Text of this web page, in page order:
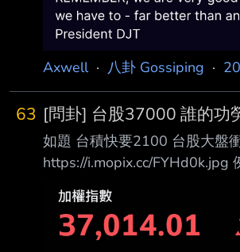
Axwell· 八卦 Gossiping ·
63 [問卦] 台股37000 誰的功
如題 台積快要2100 台股大盤
https://i.mopix.cc/FYHd0k.jpg
誰的功勞 --